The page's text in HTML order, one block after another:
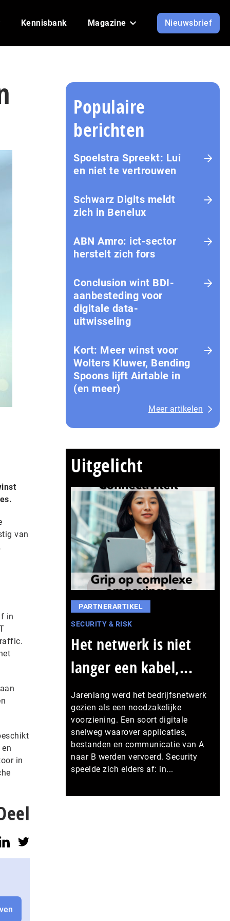
Kennisbank Magazine Nieuwsbrief
van
in
in
Populaire
berichten
Spoelstra Spreekt: Lui
en niet te vertrouwen
Schwarz Digits meldt
zich in Benelux
ABN Amro: ict-sector
herstelt zich fors
Conclusion wint BDI-
aanbesteding voor
digitale data-
uitwisseling
Kort: Meer winst voor
Wolters Kluwer, Bending
Spoons lijft Airtable in
(en meer)
Meer artikelen
Uitgelicht
PARTNERARTIKEL
SECURITY & RISK
Het netwerk is niet
langer een kabel,...
Jarenlang werd het bedrijfsnetwerk
gezien als een noodzakelijke
voorziening. Een soort digitale
snelweg waarover applicaties,
bestanden en communicatie van A
naar B werden vervoerd. Security
speelde zich elders af: in...